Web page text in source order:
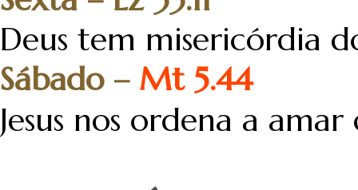
Deus tem misericórdia
Sábado – Mt 5.44
Jesus nos ordena a